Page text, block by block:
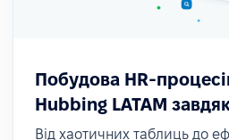
Побудова HR-
Hubbing LATAM
Від хаотичних таблиць до